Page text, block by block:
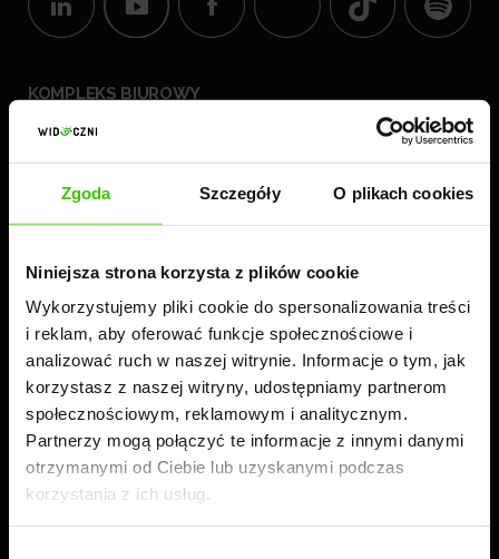
Zgoda Szczegóły O plikach cookies
Niniejsza strona korzysta z plików cookie
Wykorzystujemy pliki cookie do spersonalizowania treści
i reklam, aby oferować funkcje społecznościowe i
analizować ruch w naszej witrynie. Informacje o tym, jak
korzystasz z naszej witryny, udostępniamy partnerom
społecznościowym, reklamowym i analitycznym.
Partnerzy mogą połączyć te informacje z innymi danymi
otrzymanymi od Ciebie lub uzyskanymi podczas
korzystania z ich usług.
KOMPLEKS BIUROWY
60-189 Poznań
ul. Złotowska 41
tel.:61 224 83 26
Czynne: 8.00-16.00